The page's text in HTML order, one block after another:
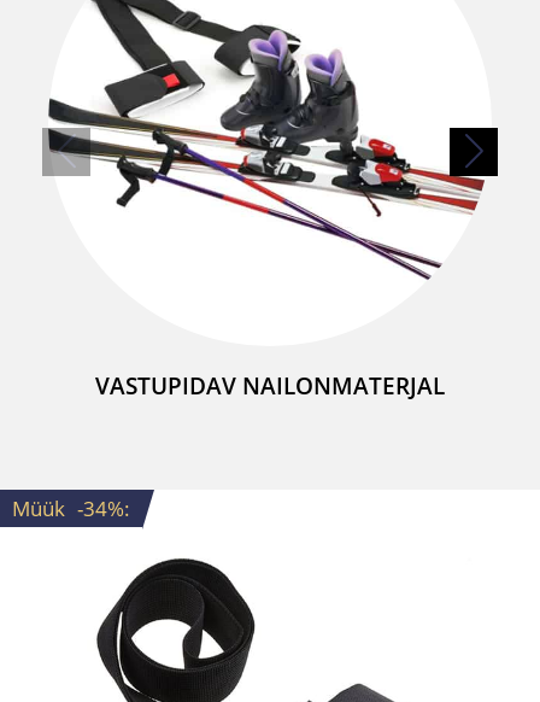
VASTUPIDAV NAILONMATERJAL
Müük -34%: